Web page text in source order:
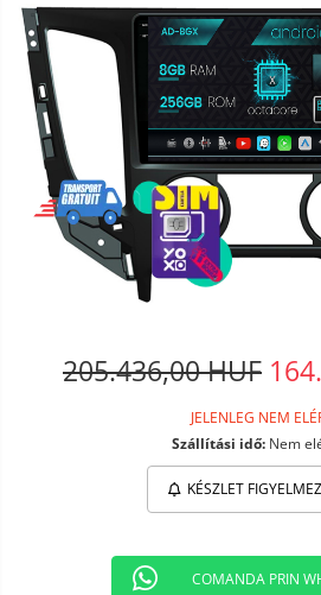
205.436,00 HUF
JELENLEG NEM
Szállítási idő:Nem
KÉSZLET
COMANDA PRIN